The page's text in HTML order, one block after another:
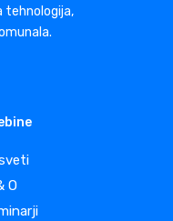
tehnologija,
O